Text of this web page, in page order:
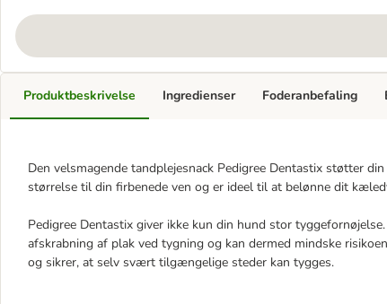
Produktbeskrivelse
Den velsmagende tandplejesnack Pedigree Dentastix støtter
størrelse til din firbenede ven og er ideel til at belønne dit
Pedigree Dentastix giver ikke kun din hund stor
afskrabning af plak ved tygning og kan dermed mindske
og sikrer, at selv svært tilgængelige steder kan tygges.
Ingredienser Foderanbefaling